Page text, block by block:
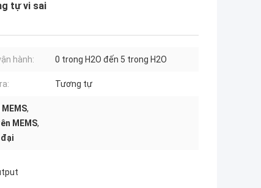
tự vi sai
hành: 0 trong H2O đến 5 trong H2O
Tương tự
,
MEMS,